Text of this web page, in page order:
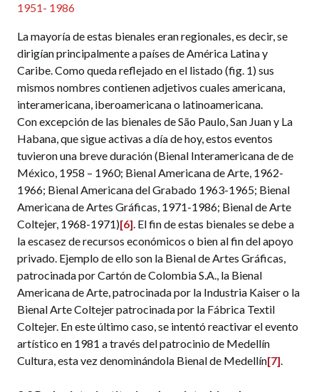
1951- 1986
La mayoría de estas bienales eran regionales, es decir, se
dirigían principalmente a países de América Latina y
Caribe. Como queda reflejado en el listado (fig. 1) sus
mismos nombres contienen adjetivos cuales americana,
interamericana, iberoamericana o latinoamericana.
Con excepción de las bienales de São Paulo, San Juan y La
Habana, que sigue activas a día de hoy, estos eventos
tuvieron una breve duración (Bienal Interamericana de de
México, 1958 – 1960; Bienal Americana de Arte, 1962-
1966; Bienal Americana del Grabado 1963-1965; Bienal
Americana de Artes Gráficas, 1971-1986; Bienal de Arte
Coltejer, 1968-1971)[6]. El fin de estas bienales se debe a
la escasez de recursos económicos o bien al fin del apoyo
privado. Ejemplo de ello son la Bienal de Artes Gráficas,
patrocinada por Cartón de Colombia S.A., la Bienal
Americana de Arte, patrocinada por la Industria Kaiser o la
Bienal Arte Coltejer patrocinada por la Fábrica Textil
Coltejer. En este último caso, se intentó reactivar el evento
artístico en 1981 a través del patrocinio de Medellín
Cultura, esta vez denominándola Bienal de Medellín[7].